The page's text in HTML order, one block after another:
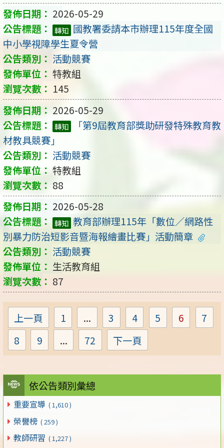
依公告類別彙總
重要宣導 ( 1,610 )
榮譽榜 ( 259 )
教師研習 ( 1,227 )
2026-05-29
轉知 國教署委請本市辦理115年度全國
中小學視障學生夏令營
活動競賽
特教組
145
2026-05-29
轉知
「第9屆教育部獎助研發特殊教育教
材教具競賽」
活動競賽
特教組
88
2026-05-28
轉知 教育部辦理115年「數位∕網路性
別暴力防治短影音暨海報繪畫比賽」活動簡章
活動競賽
生活教育組
87
上一頁 Page
1 ... Page
3 Page
4 Page
5 Page
6
7
Page
8 Page
9 ... Page
72 下一頁